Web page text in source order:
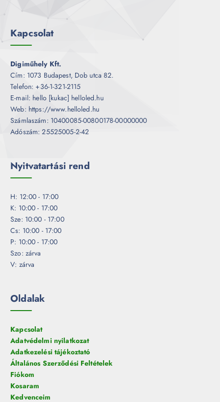
Kapcsolat
Digiműhely Kft.
Cím: 1073 Budapest, Dob utca 82.
Telefon: +36-1-321-2115
E-mail: hello [kukac] helloled.hu
Web: https://www.helloled.hu
Számlaszám: 10400085-00800178-00000000
Adószám: 25525005-2-42
Nyitvatartási rend
H: 12:00 - 17:00
K: 10:00 - 17:00
Sze: 10:00 - 17:00
Cs: 10:00 - 17:00
P: 10:00 - 17:00
Szo: zárva
V: zárva
Oldalak
Kapcsolat
Adatvédelmi nyilatkozat
Adatkezelési tájékoztató
Általános Szerződési Feltételek
Fiókom
Kosaram
Kedvenceim